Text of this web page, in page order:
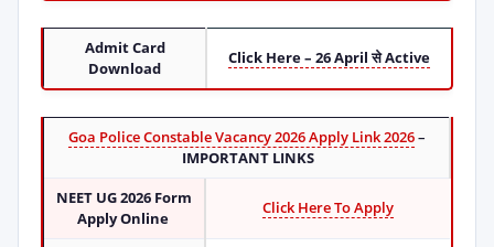
Admit Card
Download
Click Here – 26 April से Active
Goa Police Constable Vacancy 2026 Apply Link 2026–
IMPORTANT LINKS
NEET UG 2026 Form
Apply Online
Click Here To Apply